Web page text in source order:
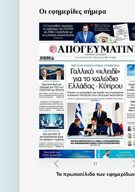
Οι εφημερίδες σήμερα
Τα πρωτοσέλιδατων εφημερίδων